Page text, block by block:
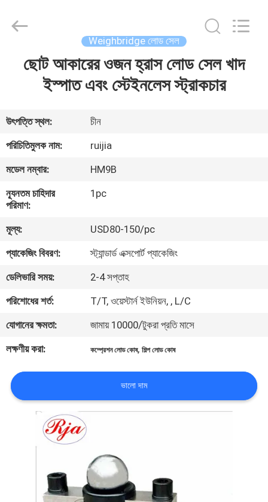
ভিডিও
আমাদের
সম্পর্কে
কারখানা
ভ্রমণ
মান
নিয়ন্ত্রণ
যোগাযোগ
করুন
উদ্ধৃতির
Instruments
Reserved.
Weighbridge লোড সেল
ছোট আকারের ওজন হ্রাস লোড সেল খাদ
ইস্পাত এবং স্টেইনলেস স্ট্রাকচার
উৎপত্তি স্থল:
চীন
পরিচিতিমুলক নাম:
ruijia
মডেল নম্বার:
HM9B
ন্যূনতম চাহিদার
পরিমাণ:
1pc
মূল্য:
USD80-150/pc
প্যাকেজিং বিবরণ:
স্ট্যান্ডার্ড এক্সপোর্ট প্যাকেজিং
ডেলিভারি সময়:
2-4 সপ্তাহ
পরিশোধের শর্ত:
T/T, ওয়েস্টার্ন ইউনিয়ন, , L/C
যোগানের ক্ষমতা:
জামায় 10000/টুকরা প্রতি মাসে
লক্ষণীয় করা:
কম্প্রেশন লোড কোষ,শিল্প লোড কোষ
ভালো দাম